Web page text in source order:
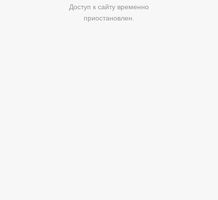
Доступ к сайту временно
приостановлен.